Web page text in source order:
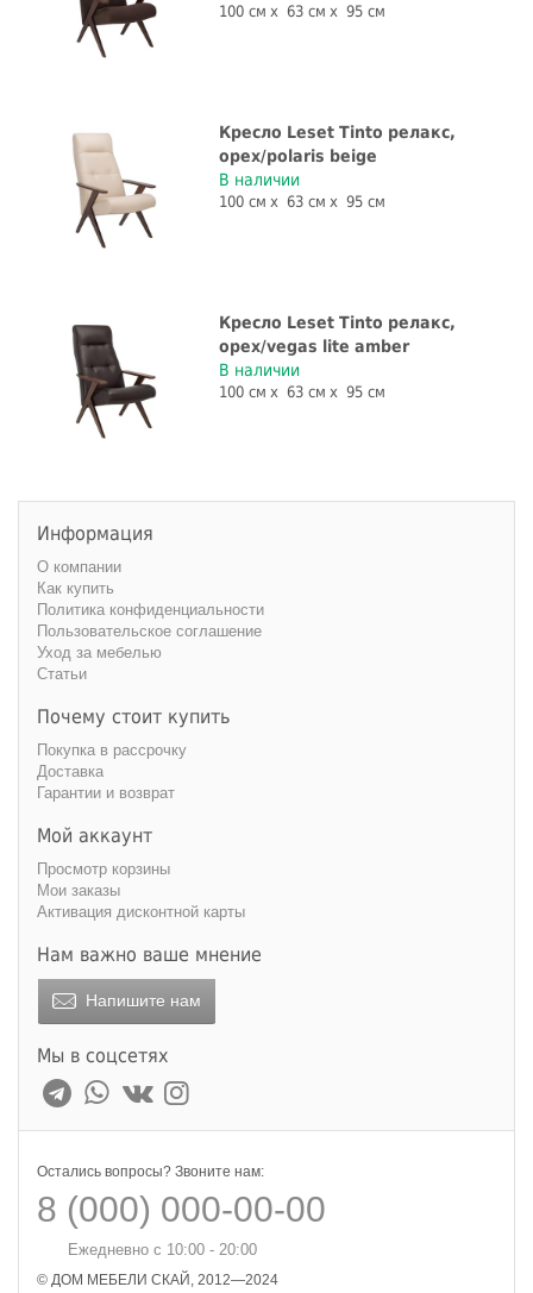
100 см 63 см 95 см
Кресло Leset Tinto релакс,
орех/polaris beige
В наличии
100 см 63 см 95 см
Кресло Leset Tinto релакс,
орех/vegas lite amber
В наличии
100 см 63 см 95 см
Информация
О компании
Как купить
Политика конфиденциальности
Пользовательское соглашение
Уход за мебелью
Статьи
Почему стоит купить
Покупка в рассрочку
Доставка
Гарантии и возврат
Мой аккаунт
Просмотр корзины
Мои заказы
Активация дисконтной карты
Нам важно ваше мнение
Напишите нам
Мы в соцсетях
Остались вопросы? Звоните нам:
8 (000) 000-00-00
Ежедневно с 10:00 - 20:00
© ДОМ МЕБЕЛИ СКАЙ, 2012—2024